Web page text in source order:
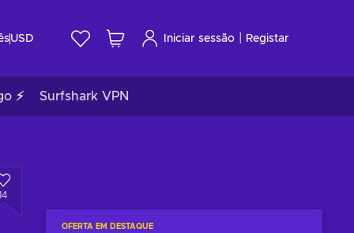
USD Iniciar sessão Registar
⚡ Surfshark VPN
OFERTA EM DESTAQUE